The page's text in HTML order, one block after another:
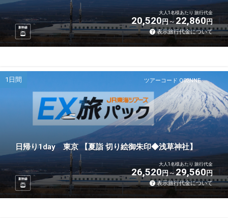
新幹線
大人1名様あたり 旅行代金
20,520円 22,860円
表示旅行代金について
ツアーコード Q02NNE
1日間
日帰り1day 東京 【夏詣 切り絵御朱印◆浅草神社】
新幹線
大人1名様あたり 旅行代金
26,520円 29,560円
表示旅行代金について